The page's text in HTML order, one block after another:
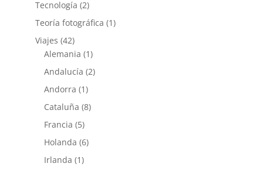
Tecnología (2)
Teoría fotográfica (1)
Viajes (42)
Alemania (1)
Andalucía (2)
Andorra (1)
Cataluña (8)
Francia (5)
Holanda (6)
Irlanda (1)